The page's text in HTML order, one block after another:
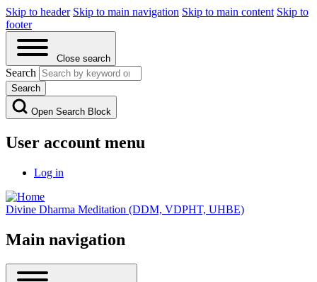
Skip to header Skip to main navigation Skip to main content Skip to
footer
Close search
Search
Open Search Block
User account menu
Log in
Divine Dharma Meditation (DDM, VDPHT, UHBE)
Main navigation